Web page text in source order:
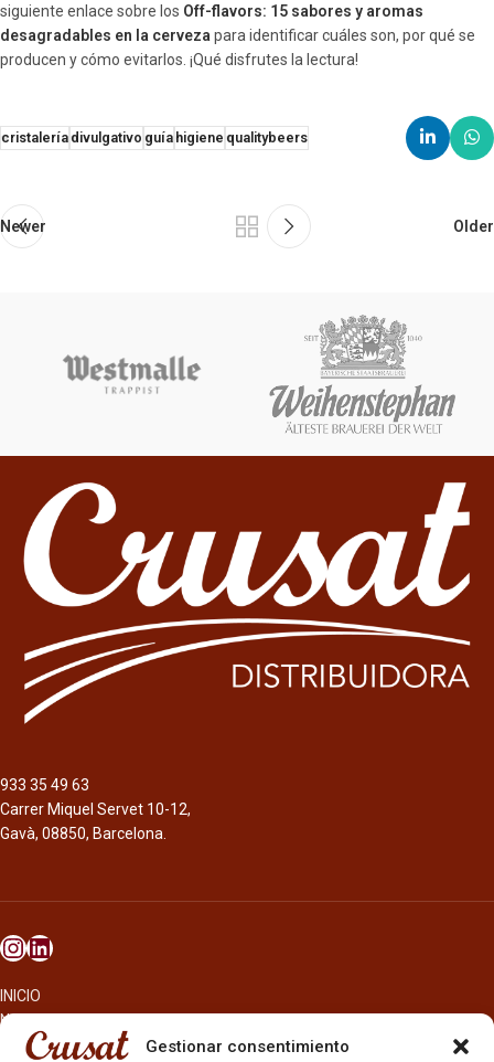
Gestionar consentimiento
siguiente enlace sobre los Off-flavors: 15 sabores y aromas
desagradables en la cerveza para identificar cuáles son, por qué se
producen y cómo evitarlos. ¡Qué disfrutes la lectura!
cristaleríadivulgativo guíahigiene qualitybeers
Newer Older
933 35 49 63
Carrer Miquel Servet 10-12,
Gavà, 08850, Barcelona.
INICIO
NOSOTROS
CERVEZAS